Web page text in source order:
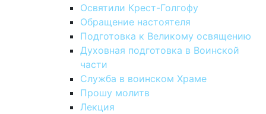
Освятили Крест-Голгофу
Обращение настоятеля
Подготовка к Великому освящению
Духовная подготовка в Воинской
части
Служба в воинском Храме
Прошу молитв
Лекция